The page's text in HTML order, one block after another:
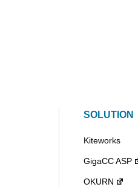
SOLUTION
Kiteworks
GigaCC ASP
OKURN